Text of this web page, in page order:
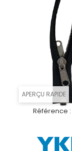
APERÇU RAPIDE
Référence :